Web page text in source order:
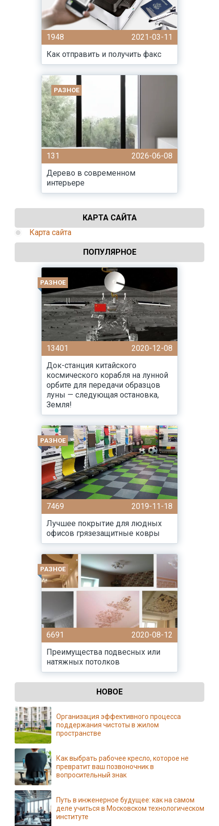
1948
2021-03-11
Как отправить и получить факс
РАЗНОЕ
131
2026-06-08
Дерево в современном
интерьере
КАРТА САЙТА
Карта сайта
ПОПУЛЯРНОЕ
РАЗНОЕ
13401
2020-12-08
Док-станция китайского
космического корабля на лунной
орбите для передачи образцов
луны — следующая остановка,
Земля!
РАЗНОЕ
7469
2019-11-18
Лучшее покрытие для людных
офисов грязезащитные ковры
РАЗНОЕ
6691
2020-08-12
Преимущества подвесных или
натяжных потолков
НОВОЕ
Организация эффективного процесса
поддержания чистоты в жилом
пространстве
Как выбрать рабочее кресло, которое не
превратит ваш позвоночник в
вопросительный знак
Путь в инженерное будущее: как на самом
деле учиться в Московском технологическом
институте